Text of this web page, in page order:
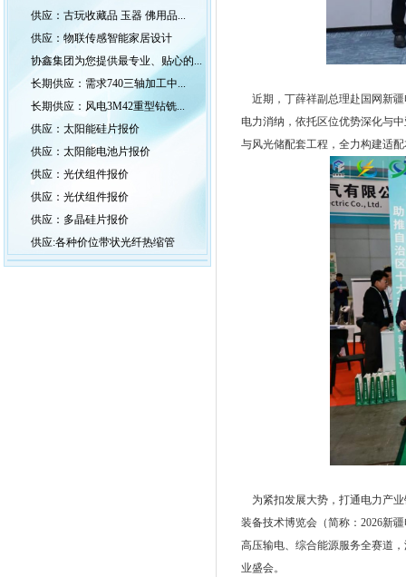
供应：古玩收藏品 玉器 佛用品...
供应：物联传感智能家居设计
协鑫集团为您提供最专业、贴心的...
长期供应：需求740三轴加工中...
长期供应：风电3M42重型钻铣...
供应：太阳能硅片报价
供应：太阳能电池片报价
供应：光伏组件报价
供应：光伏组件报价
供应：多晶硅片报价
供应:各种价位带状光纤热缩管
近期，丁薛祥副总理赴国网新疆
电力消纳，依托区位优势深化与
与风光储配套工程，全力构建适
为紧扣发展大势，打通电力产业
装备技术博览会（简称：2026新
高压输电、综合能源服务全赛道
业盛会。